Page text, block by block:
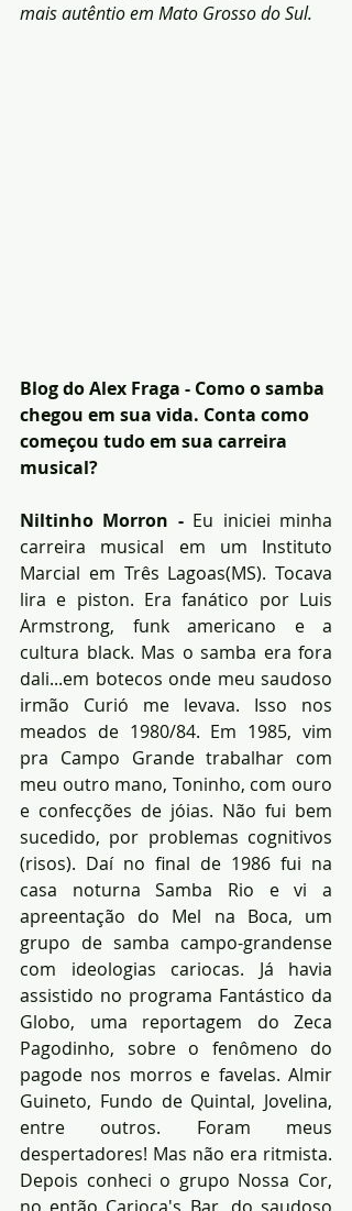
mais autêntio em Mato Grosso do Sul.
Blog do Alex Fraga - Como o samba
chegou em sua vida. Conta como
começou tudo em sua carreira
musical?
Niltinho Morron - Eu iniciei minha
carreira musical em um Instituto
Marcial em Três Lagoas(MS). Tocava
lira e piston. Era fanático por Luis
Armstrong, funk americano e a
cultura black. Mas o samba era fora
dali...em botecos onde meu saudoso
irmão Curió me levava. Isso nos
meados de 1980/84. Em 1985, vim
pra Campo Grande trabalhar com
meu outro mano, Toninho, com ouro
e confecções de jóias. Não fui bem
sucedido, por problemas cognitivos
(risos). Daí no final de 1986 fui na
casa noturna Samba Rio e vi a
apreentação do Mel na Boca, um
grupo de samba campo-grandense
com ideologias cariocas. Já havia
assistido no programa Fantástico da
Globo, uma reportagem do Zeca
Pagodinho, sobre o fenômeno do
pagode nos morros e favelas. Almir
Guineto, Fundo de Quintal, Jovelina,
entre outros. Foram meus
despertadores! Mas não era ritmista.
Depois conheci o grupo Nossa Cor,